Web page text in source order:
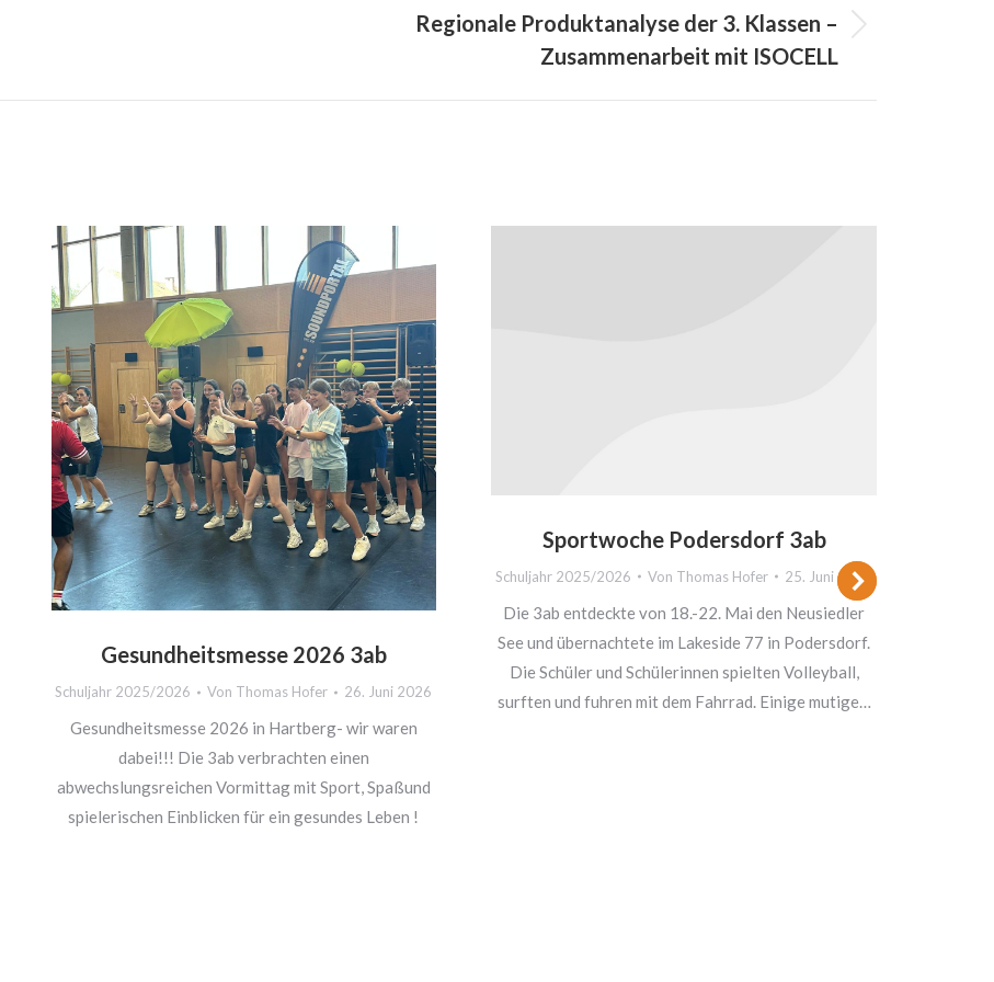
Regionale Produktanalyse der 3. Klassen –
Zusammenarbeit mit ISOCELL
Gesundheitsmesse 2026 3ab
Schuljahr 2025/2026 Von Thomas Hofer 26. Juni 2026
Gesundheitsmesse 2026 in Hartberg- wir waren
dabei!!! Die 3ab verbrachten einen
abwechslungsreichen Vormittag mit Sport, Spaßund
spielerischen Einblicken für ein gesundes Leben !
Sportwoche Podersdorf 3ab
Schuljahr 2025/2026 Von Thomas Hofer 25. Juni 2026
Die 3ab entdeckte von 18.-22. Mai den Neusiedler
See und übernachtete im Lakeside 77 in Podersdorf.
Die Schüler und Schülerinnen spielten Volleyball,
surften und fuhren mit dem Fahrrad. Einige mutige…